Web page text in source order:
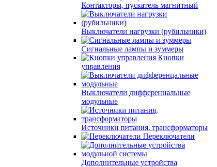
Контакторы, пускатель магнитный
Выключатели нагрузки (рубильники)
Сигнальные лампы и зуммеры
Кнопки
управления
Выключатели дифференцальные
модульные
Источники питания, трансформаторы
Переключатели
Дополнительные устройства